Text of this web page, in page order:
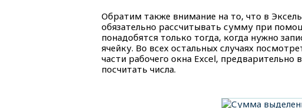
Обратим также внимание на то, что в
обязательно рассчитывать сумму при
понадобятся только тогда, когда нужно
ячейку. Во всех остальных случаях
части рабочего окна Excel,
посчитать числа.